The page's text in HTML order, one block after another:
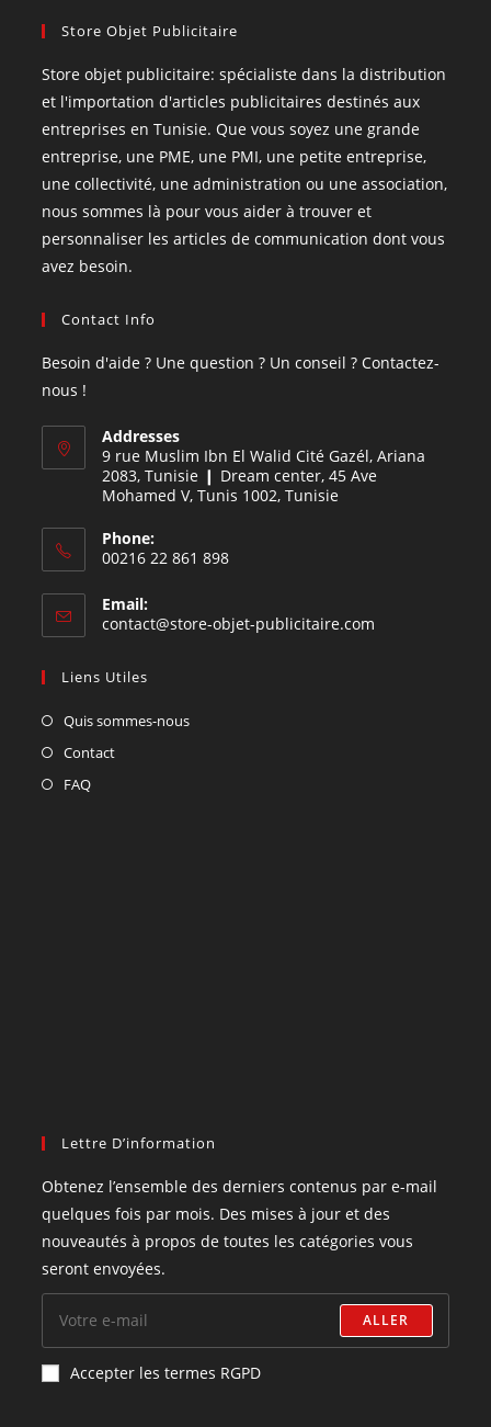
Store Objet Publicitaire
Store objet publicitaire: spécialiste dans la distribution
et l'importation d'articles publicitaires destinés aux
entreprises en Tunisie. Que vous soyez une grande
entreprise, une PME, une PMI, une petite entreprise,
une collectivité, une administration ou une association,
nous sommes là pour vous aider à trouver et
personnaliser les articles de communication dont vous
avez besoin.
Contact Info
Besoin d'aide ? Une question ? Un conseil ? Contactez-
nous !
Addresses
9 rue Muslim Ibn El Walid Cité Gazél, Ariana
2083, Tunisie ❙ Dream center, 45 Ave
Mohamed V, Tunis 1002, Tunisie
Phone:
00216 22 861 898
Email:
contact@store-objet-publicitaire.com
Liens Utiles
Quis sommes-nous
Contact
FAQ
Lettre D’information
Obtenez l’ensemble des derniers contenus par e-mail
quelques fois par mois. Des mises à jour et des
nouveautés à propos de toutes les catégories vous
seront envoyées.
ALLER
Accepter les termes RGPD